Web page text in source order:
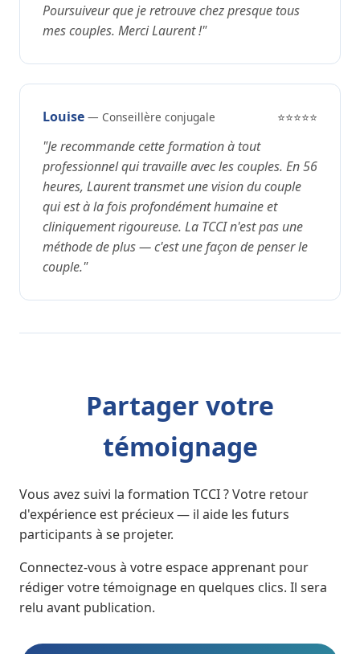
Poursuiveur que je retrouve chez presque tous
mes couples. Merci Laurent !"
Louise — Conseillère conjugale ⭐⭐⭐⭐⭐
"Je recommande cette formation à tout
professionnel qui travaille avec les couples. En 56
heures, Laurent transmet une vision du couple
qui est à la fois profondément humaine et
cliniquement rigoureuse. La TCCI n'est pas une
méthode de plus — c'est une façon de penser le
couple."
Partager votre
témoignage
Vous avez suivi la formation TCCI ? Votre retour
d'expérience est précieux — il aide les futurs
participants à se projeter.
Connectez-vous à votre espace apprenant pour
rédiger votre témoignage en quelques clics. Il sera
relu avant publication.